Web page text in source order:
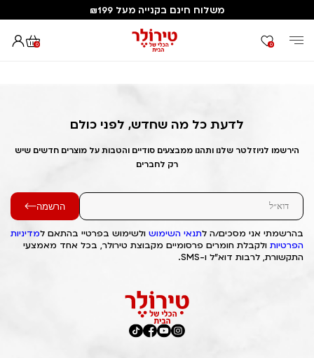
משלוח חינם בקנייה מעל ₪199
0 0
דף הבית Out of Stock Alert 2025/05/22 1747932043
לדעת כל מה שחדש, לפני כולם
הירשמו לניוזלטר שלנו ותהנו ממבצעים סודיים והטבות על מוצרים חדשים שיש
רק לחברים
הרשמה
בהרשמתי אני מסכים/ה לתנאי השימוש ולשימוש בפרטיי בהתאם למדיניות
הפרטיות ולקבלת חומרים פרסומיים מקבוצת טירולר, בכל אחד מאמצעי
התקשורת, לרבות דוא"ל ו-SMS.